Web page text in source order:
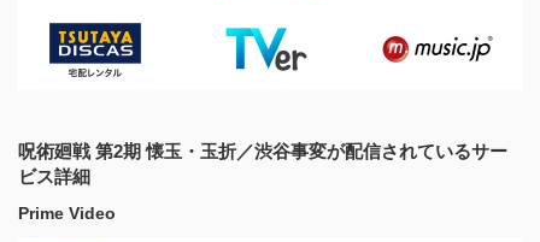
呪術廻戦 第2期 懐玉・玉折／渋谷事変が配信されているサー
ビス詳細
Prime Video